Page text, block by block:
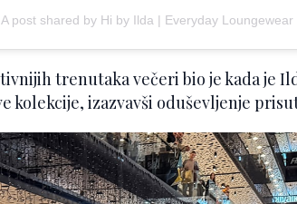
A post shared by Hi by Ilda | Everyday Loungewear
trenutaka večeri bio je kada je
kolekcije, izazvavši oduševljenje